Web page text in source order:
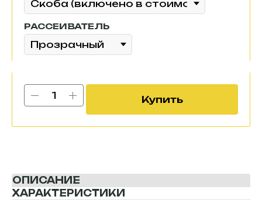
РАССЕИВАТЕЛЬ
Купить
ОПИСАНИЕ
ХАРАКТЕРИСТИКИ